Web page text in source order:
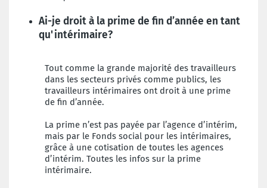
Ai-je droit à la prime de fin d’année en tant
qu'intérimaire?
Tout comme la grande majorité des travailleurs
dans les secteurs privés comme publics, les
travailleurs intérimaires ont droit à une prime
de fin d’année.
La prime n’est pas payée par l’agence d’intérim,
mais par le Fonds social pour les intérimaires,
grâce à une cotisation de toutes les agences
d’intérim. Toutes les infos sur la prime
intérimaire.